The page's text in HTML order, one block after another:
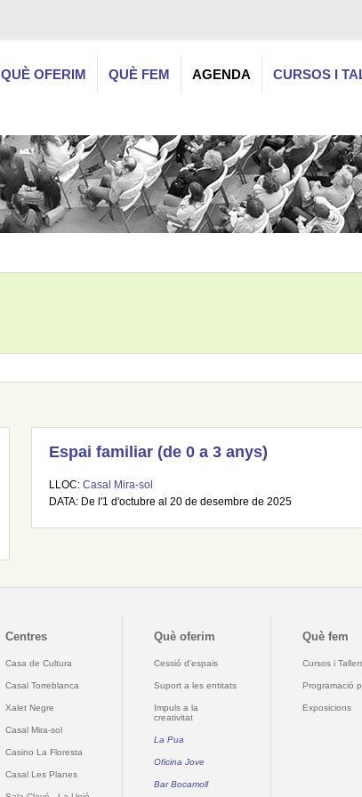
QUÈ OFERIM QUÈ FEM AGENDA CURSOS I
Espai familiar (de 0 a 3 anys)
LLOC: Casal Mira-sol
DATA: De l'1 d'octubre al 20 de desembre de 2025
Centres
Casa de Cultura
Casal Torreblanca
Xalet Negre
Casal Mira-sol
Casino La Floresta
Casal Les Planes
Què oferim
Cessió d'espais
Suport a les entitats
Impuls a la
creativitat
La Pua
Oficina Jove
Bar Bocamoll
Què fem
Cursos i
Programació
Exposicions